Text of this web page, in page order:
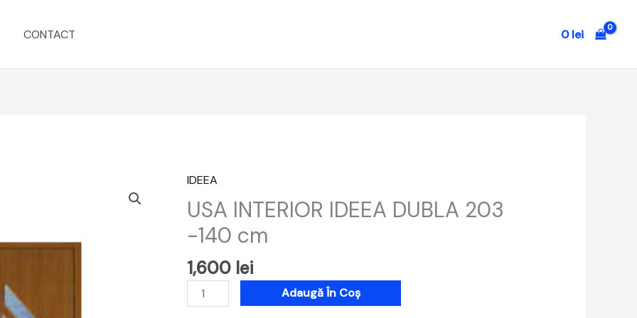
CONTACT 0lei
IDEEA
USA INTERIOR IDEEA DUBLA 203
-140 cm
1,600 lei
Cantitate
USA
INTERIOR
IDEEA
203
-140
cm
Adaugă În Coș